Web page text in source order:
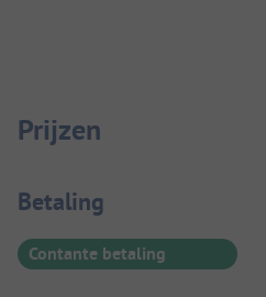
Prijzen
Betaalinformatie
Betaling
Contante betaling